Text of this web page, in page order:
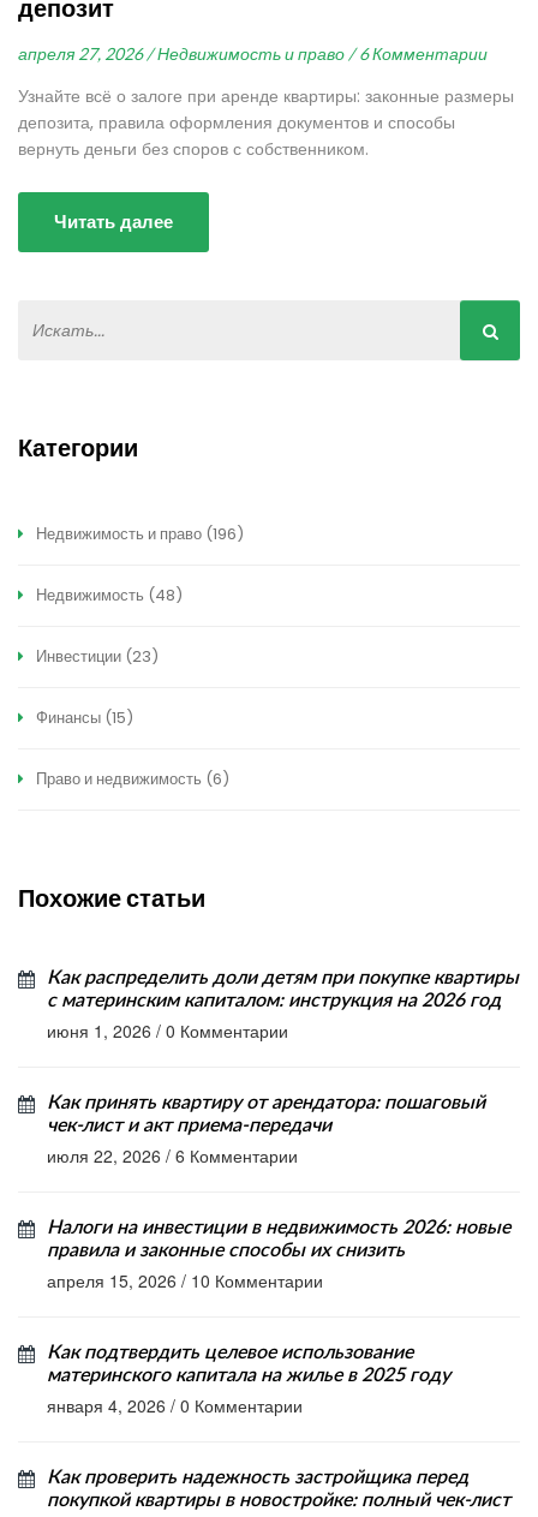
депозит
апреля 27, 2026 / Недвижимость и право / 6 Комментарии
Узнайте всё о залоге при аренде квартиры: законные размеры
депозита, правила оформления документов и способы
вернуть деньги без споров с собственником.
Читать далее
Категории
Недвижимость и право (196)
Недвижимость (48)
Инвестиции (23)
Финансы (15)
Право и недвижимость (6)
Похожие статьи
Как распределить доли детям при покупке квартиры
с материнским капиталом: инструкция на 2026 год
июня 1, 2026 / 0 Комментарии
Как принять квартиру от арендатора: пошаговый
чек-лист и акт приема-передачи
июля 22, 2026 / 6 Комментарии
Налоги на инвестиции в недвижимость 2026: новые
правила и законные способы их снизить
апреля 15, 2026 / 10 Комментарии
Как подтвердить целевое использование
материнского капитала на жилье в 2025 году
января 4, 2026 / 0 Комментарии
Как проверить надежность застройщика перед
покупкой квартиры в новостройке: полный чек-лист